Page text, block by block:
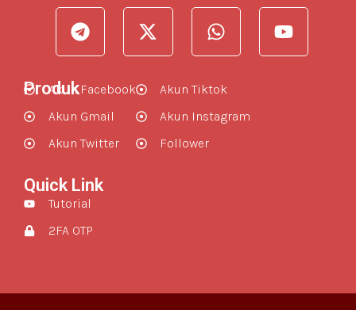
Produk
Akun Facebook
Akun Gmail
Akun Twitter
Akun Tiktok
Akun Instagram
Follower
Quick Link
Tutorial
2FA OTP